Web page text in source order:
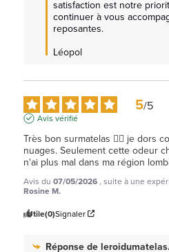
satisfaction est notre
continuer à vous
reposantes.
Léopol
5/5
Avis vérifié
Très bon surmatelas 👍🏾 je dors
nuages. Seulement cette odeur
n'ai plus mal dans ma région
Avis du 07/05/2026, suite à une
Rosine M.
Utile(0)Signaler
Réponse de